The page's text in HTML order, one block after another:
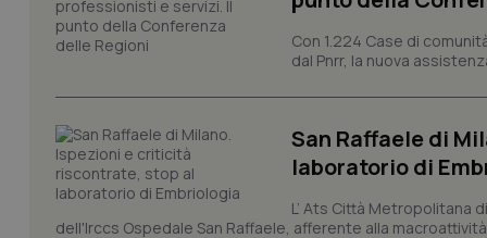
Con 1.224 Case di
dal Pnrr, la nuova
San Raffaele di
laboratorio di
L’ Ats Città Metropolitana
dell'Irccs Ospedale San Raffaele, afferente alla
_ga
PHPSESSID